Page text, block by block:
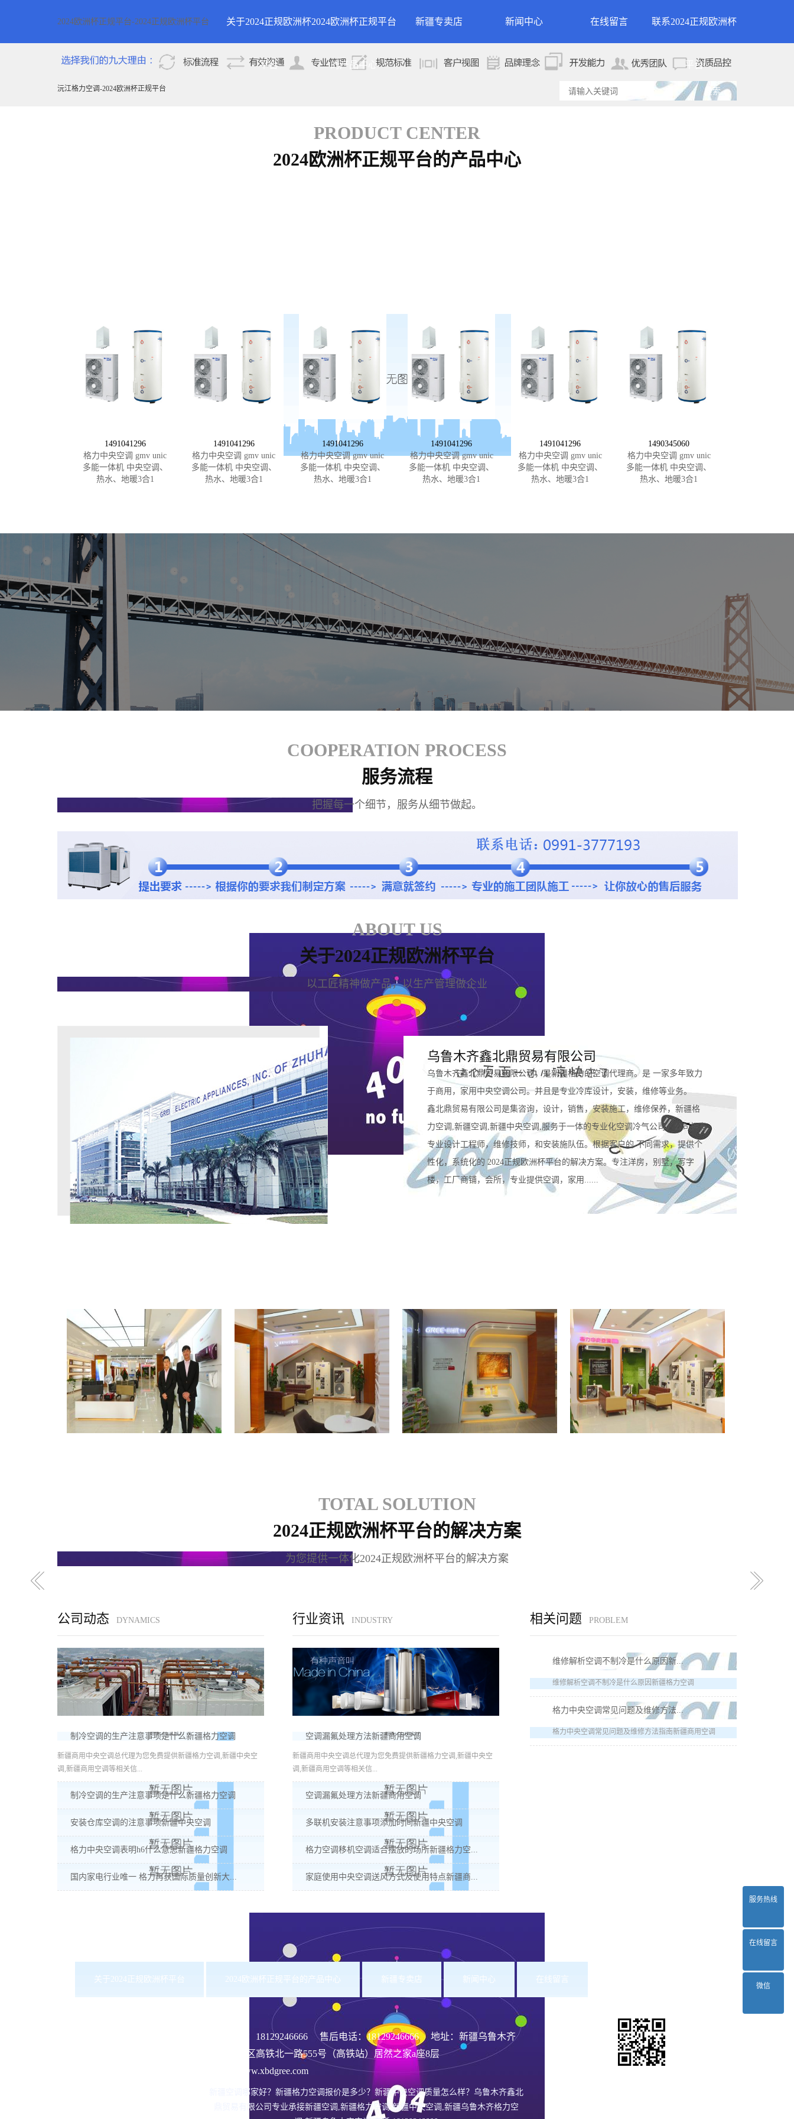
2024欧洲杯正规平台-2024正规欧洲杯平台 关于2024正规欧洲杯
平台
2024欧洲杯正规平台的
2024欧洲杯正规平台
的产品中心
新疆专卖店 新闻中心 在线留言 联系2024正规欧洲杯
平台
沅江格力空调-2024欧洲杯正规平台
PRODUCT CENTER
2024欧洲杯正规平台的产品中心
1491041296
格力中央空调 gmv unic
多能一体机 中央空调、
热水、地暖3合1
1491041296
格力中央空调 gmv unic
多能一体机 中央空调、
热水、地暖3合1
1491041296
格力中央空调 gmv unic
多能一体机 中央空调、
热水、地暖3合1
1491041296
格力中央空调 gmv unic
多能一体机 中央空调、
热水、地暖3合1
1491041296
格力中央空调 gmv unic
多能一体机 中央空调、
热水、地暖3合1
1490345060
格力中央空调 gmv unic
多能一体机 中央空调、
热水、地暖3合1
COOPERATION PROCESS
服务流程
把握每一个细节，服务从细节做起。
ABOUT US
关于2024正规欧洲杯平台
以工匠精神做产品，以生产管理做企业
乌鲁木齐鑫北鼎贸易有限公司
乌鲁木齐鑫北鼎贸易有限公司，是新疆格力的空调代理商。是 一家多年致力
于商用，家用中央空调公司。并且是专业冷库设计，安装，维修等业务。
鑫北鼎贸易有限公司是集咨询，设计，销售，安装施工，维修保养，新疆格
力空调,新疆空调,新疆中央空调,服务于一体的专业化空调冷气公司。公司拥有
专业设计工程师，维修技师，和安装施队伍。根据客户的 不同需求，提供个
性化，系统化的 2024正规欧洲杯平台的解决方案。专注洋房，别墅，写字
楼，工厂商铺，会所，专业提供空调，家用......
TOTAL SOLUTION
2024正规欧洲杯平台的解决方案
为您提供一体化2024正规欧洲杯平台的解决方案
公司动态 DYNAMICS
制冷空调的生产注意事项是什么新疆格力空调
新疆商用中央空调总代理为您免费提供新疆格力空调,新疆中央空
调,新疆商用空调等相关信...
制冷空调的生产注意事项是什么新疆格力空调
安装仓库空调的注意事项新疆中央空调
格力中央空调表明h6什么意思新疆格力空调
国内家电行业唯一 格力再获国际质量创新大...
行业资讯 INDUSTRY
空调漏氟处理方法新疆商用空调
新疆商用中央空调总代理为您免费提供新疆格力空调,新疆中央空
调,新疆商用空调等相关信...
空调漏氟处理方法新疆商用空调
多联机安装注意事项添加时间新疆中央空调
格力空调移机空调适合摆放的场所新疆格力空...
家庭使用中央空调送风方式及使用特点新疆商...
相关问题 PROBLEM
维修解析空调不制冷是什么原因新...
维修解析空调不制冷是什么原因新疆格力空调
格力中央空调常见问题及维修方法...
格力中央空调常见问题及维修方法指南新疆商用空调
关于2024正规欧洲杯平台 2024欧洲杯正规平台的产品中心 新疆专卖店 新闻中心 在线留言
18129246666 售后电话：18129246666 地址：新疆乌鲁木齐
沙依巴克区高铁北一路555号（高铁站）居然之家a座8层
网址：www.xbdgree.com
新疆空调哪家好？新疆格力空调报价是多少？新疆中央空调质量怎么样？乌鲁木齐鑫北
鼎贸易有限公司专业承接新疆空调,新疆格力空调,新疆中央空调,新疆乌鲁木齐格力空
服务热线
在线留言
微信